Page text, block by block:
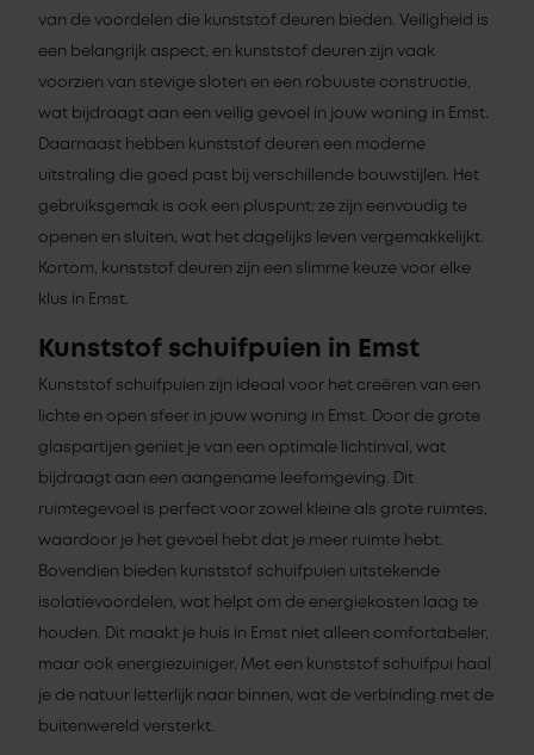
van de voordelen die kunststof deuren bieden. Veiligheid is
een belangrijk aspect, en kunststof deuren zijn vaak
voorzien van stevige sloten en een robuuste constructie,
wat bijdraagt aan een veilig gevoel in jouw woning in Emst.
Daarnaast hebben kunststof deuren een moderne
uitstraling die goed past bij verschillende bouwstijlen. Het
gebruiksgemak is ook een pluspunt; ze zijn eenvoudig te
openen en sluiten, wat het dagelijks leven vergemakkelijkt.
Kortom, kunststof deuren zijn een slimme keuze voor elke
klus in Emst.
Kunststof schuifpuien in Emst
Kunststof schuifpuien zijn ideaal voor het creëren van een
lichte en open sfeer in jouw woning in Emst. Door de grote
glaspartijen geniet je van een optimale lichtinval, wat
bijdraagt aan een aangename leefomgeving. Dit
ruimtegevoel is perfect voor zowel kleine als grote ruimtes,
waardoor je het gevoel hebt dat je meer ruimte hebt.
Bovendien bieden kunststof schuifpuien uitstekende
isolatievoordelen, wat helpt om de energiekosten laag te
houden. Dit maakt je huis in Emst niet alleen comfortabeler,
maar ook energiezuiniger. Met een kunststof schuifpui haal
je de natuur letterlijk naar binnen, wat de verbinding met de
buitenwereld versterkt.